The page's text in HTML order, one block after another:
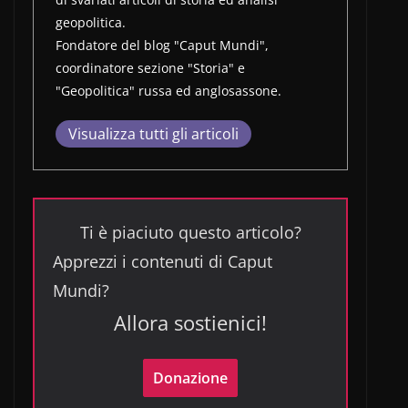
geopolitica.
Fondatore del blog "Caput Mundi",
coordinatore sezione "Storia" e
"Geopolitica" russa ed anglosassone.
Visualizza tutti gli articoli
Ti è piaciuto questo articolo?
Apprezzi i contenuti di Caput
Mundi?
Allora sostienici!
Donazione